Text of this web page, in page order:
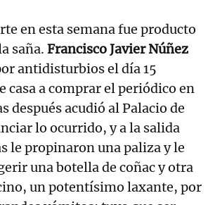
en esta semana fue producto
saña. Francisco Javier Núñez
antidisturbios el día 15
casa a comprar el periódico en
después acudió al Palacio de
lo ocurrido, y a la salida
le propinaron una paliza y le
una botella de coñac y otra
un potentísimo laxante, por